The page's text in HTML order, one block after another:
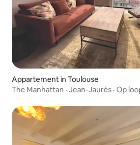
Appartement in Toulouse
The Manhattan · Jean-Jaurès · Op